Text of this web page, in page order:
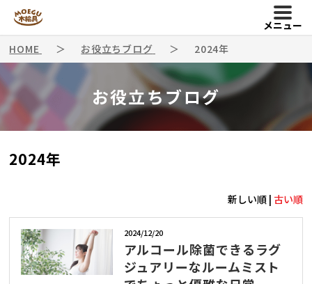
メニュー
HOME
お役立ちブログ 2024年
お役立ちブログ
2024年
新しい順 | 古い順
2024/12/20
アルコール除菌できるラグ
ジュアリーなルームミスト